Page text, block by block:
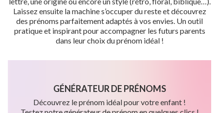
Laissez ensuite la machine s’occuper du reste et découvrez
des prénoms parfaitement adaptés à vos envies. Un outil
pratique et inspirant pour accompagner les futurs parents
dans leur choix du prénom idéal !
GÉNÉRATEUR DE PRÉNOMS
Découvrez le prénom idéal pour votre enfant !